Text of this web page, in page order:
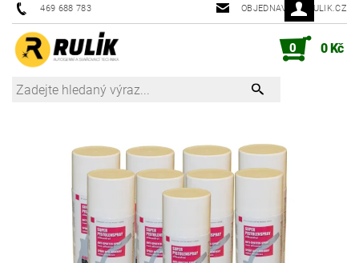
469 688 783 OBJEDNAVKY@RULIK.CZ
0 0 Kč